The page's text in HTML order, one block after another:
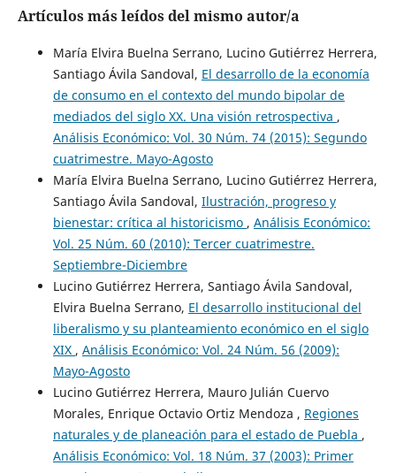
Artículos más leídos del mismo autor/a
María Elvira Buelna Serrano, Lucino Gutiérrez Herrera,
Santiago Ávila Sandoval, El desarrollo de la economía
de consumo en el contexto del mundo bipolar de
mediados del siglo XX. Una visión retrospectiva ,
Análisis Económico: Vol. 30 Núm. 74 (2015): Segundo
cuatrimestre. Mayo-Agosto
María Elvira Buelna Serrano, Lucino Gutiérrez Herrera,
Santiago Ávila Sandoval, Ilustración, progreso y
bienestar: crítica al historicismo , Análisis Económico:
Vol. 25 Núm. 60 (2010): Tercer cuatrimestre.
Septiembre-Diciembre
Lucino Gutiérrez Herrera, Santiago Ávila Sandoval,
Elvira Buelna Serrano, El desarrollo institucional del
liberalismo y su planteamiento económico en el siglo
XIX , Análisis Económico: Vol. 24 Núm. 56 (2009):
Mayo-Agosto
Lucino Gutiérrez Herrera, Mauro Julián Cuervo
Morales, Enrique Octavio Ortiz Mendoza , Regiones
naturales y de planeación para el estado de Puebla ,
Análisis Económico: Vol. 18 Núm. 37 (2003): Primer